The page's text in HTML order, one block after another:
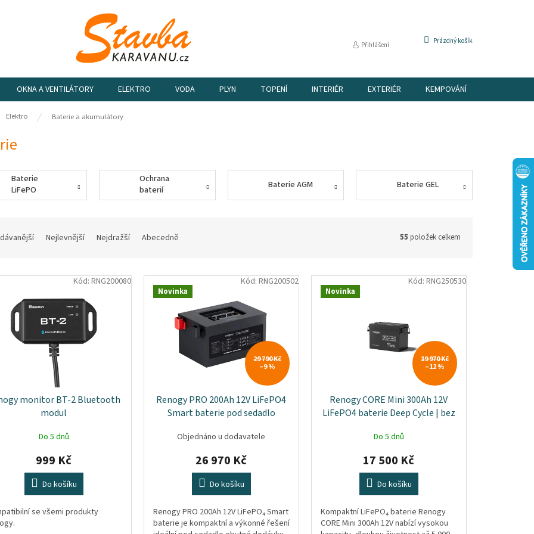
Přihlášení
NÁKUPNÍ
Prázdný košík
OKNA A VENTILÁTORY ELEKTRO VODA PLYN TOPENÍ INTERIÉR EXTERIÉR KEMPOVÁNÍ
Elektro Baterie a akumulátory
Baterie
LiFePO
Ochrana
baterií
Baterie AGM Baterie GEL
Nejlevnější Nejdražší Abecedně 55 položek celkem
monitor BT-2 Bluetooth
modul
Do 5 dnů
999 Kč
Do košíku
se všemi produkty
Kód: RNG200080
Novinka
29 790 Kč
–9 %
Renogy PRO 200Ah 12V LiFePO4
Smart baterie pod sedadlo
Objednáno u dodavatele
26 970 Kč
Do košíku
Renogy PRO 200Ah 12V LiFePO₄ Smart
baterie je kompaktní a výkonné řešení
Kód: RNG200502
Novinka
19 970 Kč
–12 %
Renogy CORE Mini 300Ah 12V
LiFePO4 baterie Deep Cycle | bez
Do 5 dnů
17 500 Kč
Do košíku
Kompaktní LiFePO₄ baterie Renogy
CORE Mini 300Ah 12V nabízí vysokou
Kód: RNG250530